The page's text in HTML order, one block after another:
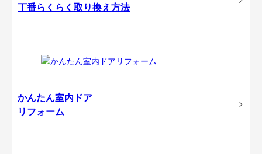
丁番らくらく取り換え方法
かんたん室内ドア
リフォーム